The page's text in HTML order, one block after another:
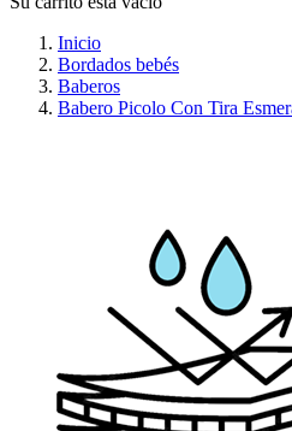
Inicio
Bordados bebés
Baberos
Babero Picolo Con Tira